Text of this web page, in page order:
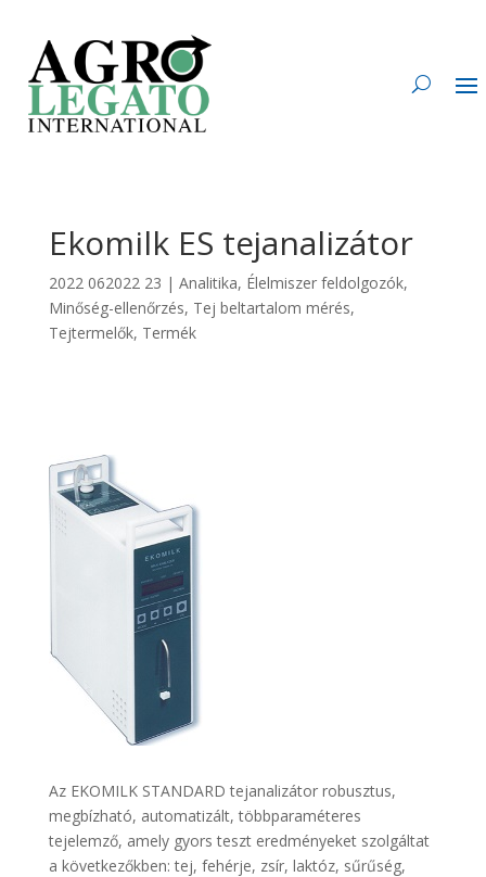
Ekomilk ES tejanalizátor
2022 062022 23 | Analitika, Élelmiszer feldolgozók,
Minőség-ellenőrzés, Tej beltartalom mérés,
Tejtermelők, Termék
Az EKOMILK STANDARD tejanalizátor robusztus,
megbízható, automatizált, többparaméteres
tejelemző, amely gyors teszt eredményeket szolgáltat
a következőkben: tej, fehérje, zsír, laktóz, sűrűség,